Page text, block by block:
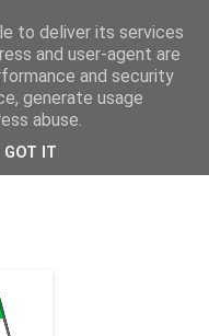
arti per condividere
to deliver its services
and user-agent are
and security
generate usage
abuse.
GOT IT